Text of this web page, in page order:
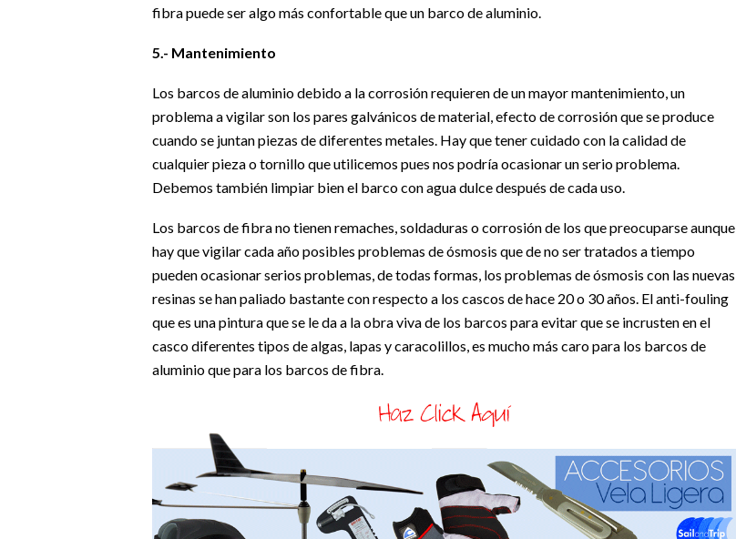
fibra puede ser algo más confortable que un barco de aluminio.
5.- Mantenimiento
Los barcos de aluminio debido a la corrosión requieren de un mayor mantenimiento, un
problema a vigilar son los pares galvánicos de material, efecto de corrosión que se produce
cuando se juntan piezas de diferentes metales. Hay que tener cuidado con la calidad de
cualquier pieza o tornillo que utilicemos pues nos podría ocasionar un serio problema.
Debemos también limpiar bien el barco con agua dulce después de cada uso.
Los barcos de fibra no tienen remaches, soldaduras o corrosión de los que preocuparse aunque
hay que vigilar cada año posibles problemas de ósmosis que de no ser tratados a tiempo
pueden ocasionar serios problemas, de todas formas, los problemas de ósmosis con las nuevas
resinas se han paliado bastante con respecto a los cascos de hace 20 o 30 años. El anti-fouling
que es una pintura que se le da a la obra viva de los barcos para evitar que se incrusten en el
casco diferentes tipos de algas, lapas y caracolillos, es mucho más caro para los barcos de
aluminio que para los barcos de fibra.